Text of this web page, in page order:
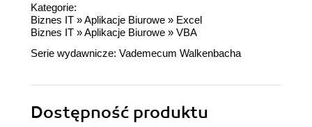
Kategorie:
Biznes IT »Aplikacje Biurowe » Excel
Biznes IT »Aplikacje Biurowe » VBA
Serie wydawnicze: Vademecum Walkenbacha
Dostępność produktu